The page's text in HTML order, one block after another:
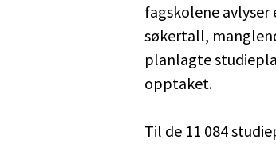
fagskolene
søkertall,
planlagte
opptaket.
Til de 11 084